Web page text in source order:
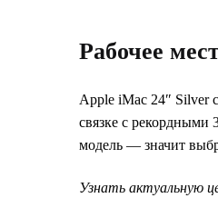
Рабочее
Apple iMac 24″ Silver
связке с рекордными
модель — значит
Узнать актуальную